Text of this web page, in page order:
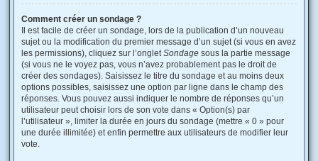
Comment créer un sondage ?
Il est facile de créer un sondage, lors de la publication d’un nouveau
sujet ou la modification du premier message d’un sujet (si vous en avez
les permissions), cliquez sur l’ongletSondage sous la partie message
(si vous ne le voyez pas, vous n’avez probablement pas le droit de
créer des sondages). Saisissez le titre du sondage et au moins deux
options possibles, saisissez une option par ligne dans le champ des
réponses. Vous pouvez aussi indiquer le nombre de réponses qu’un
utilisateur peut choisir lors de son vote dans « Option(s) par
l’utilisateur », limiter la durée en jours du sondage (mettre « 0 » pour
une durée illimitée) et enfin permettre aux utilisateurs de modifier leur
vote.